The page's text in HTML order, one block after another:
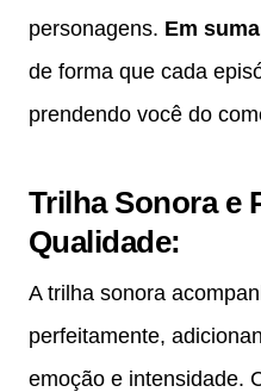
personagens. Em suma
de forma que cada
prendendo você do
Trilha Sonora e
Qualidade:
A trilha sonora
perfeitamente,
emoção e intensidade.